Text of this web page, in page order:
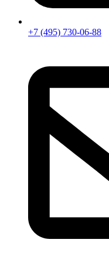
+7 (495) 730-06-88